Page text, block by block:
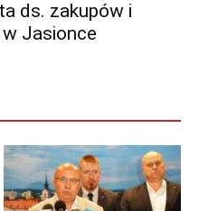
ds. zakupów i
Jasionce